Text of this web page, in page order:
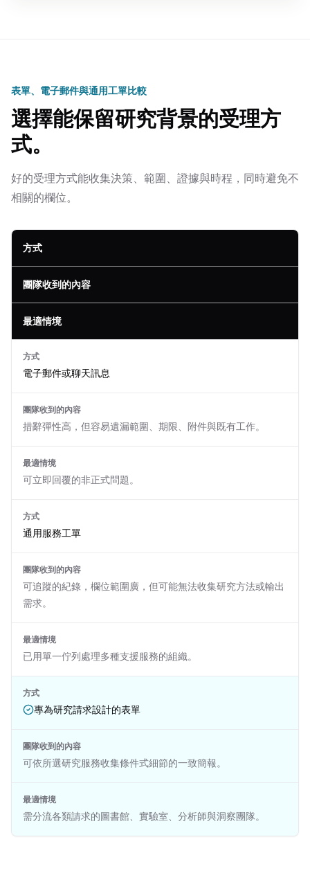
表單、電子郵件與通用工單比較
選擇能保留研究背景的受理方
式。
好的受理方式能收集決策、範圍、證據與時程，同時避免不
相關的欄位。
方式
團隊收到的內容
最適情境
方式
電子郵件或聊天訊息
團隊收到的內容
措辭彈性高，但容易遺漏範圍、期限、附件與既有工作。
最適情境
可立即回覆的非正式問題。
方式
通用服務工單
團隊收到的內容
可追蹤的紀錄，欄位範圍廣，但可能無法收集研究方法或輸出
需求。
最適情境
已用單一佇列處理多種支援服務的組織。
方式
專為研究請求設計的表單
團隊收到的內容
可依所選研究服務收集條件式細節的一致簡報。
最適情境
需分流各類請求的圖書館、實驗室、分析師與洞察團隊。